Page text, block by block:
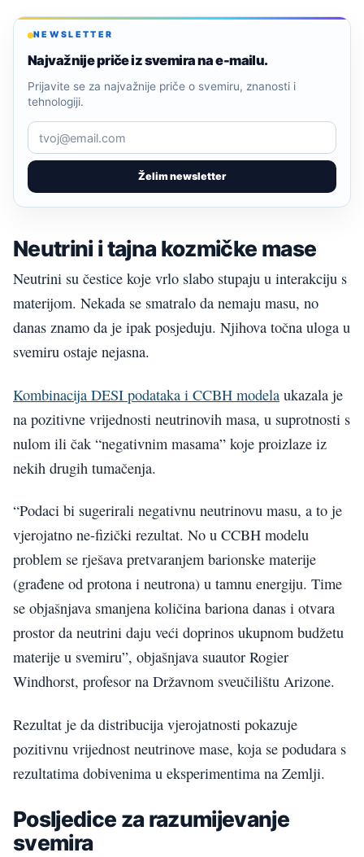
NEWSLETTER
Najvažnije priče iz svemira na e-mailu.
Želim newsletter
Prijavite se za najvažnije priče o svemiru, znanosti i
tehnologiji.
Neutrini i tajna kozmičke mase
Neutrini su čestice koje vrlo slabo stupaju u interakciju s
materijom. Nekada se smatralo da nemaju masu, no
danas znamo da je ipak posjeduju. Njihova točna uloga u
svemiru ostaje nejasna.
Kombinacija DESI podataka i CCBH modela ukazala je
na pozitivne vrijednosti neutrinovih masa, u suprotnosti s
nulom ili čak “negativnim masama” koje proizlaze iz
nekih drugih tumačenja.
“Podaci bi sugerirali negativnu neutrinovu masu, a to je
vjerojatno ne-fizički rezultat. No u CCBH modelu
problem se rješava pretvaranjem barionske materije
(građene od protona i neutrona) u tamnu energiju. Time
se objašnjava smanjena količina bariona danas i otvara
prostor da neutrini daju veći doprinos ukupnom budžetu
materije u svemiru”, objašnjava suautor Rogier
Windhorst, profesor na Državnom sveučilištu Arizone.
Rezultat je da distribucija vjerojatnosti pokazuje
pozitivnu vrijednost neutrinove mase, koja se podudara s
rezultatima dobivenima u eksperimentima na Zemlji.
Posljedice za razumijevanje
svemira